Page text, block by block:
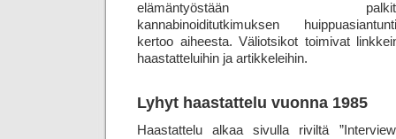
elämäntyöstään
kannabinoiditutkimuksen
kertoo aiheesta. Väliotsikot toimivat
haas­tat­te­lui­hin ja artikkeleihin.
Lyhyt haastattelu vuonna 1985
Haastattelu alkaa sivulla riviltä